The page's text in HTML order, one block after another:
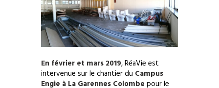
En février et mars 2019, RéaVie est
intervenue sur le chantier du Campus
Engie à La Garennes Colombe pour le